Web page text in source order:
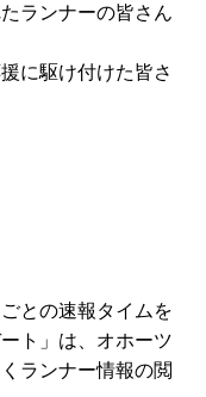
ランナーの皆さん
に駆け付けた皆さ
との速報タイムを
ト」は、オホーツ
ランナー情報の閲